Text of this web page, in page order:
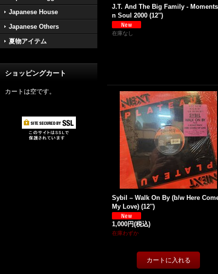
Japanese House
Japanese Others
夏物アイテム
ショッピングカート
カートは空です。
J.T. And The Big Family -
n Soul 2000 (12'')
在庫なし
Sybil ‎– Walk On By (b/w Here
My Love) (12'')
1,000円(税込)
在庫わずか